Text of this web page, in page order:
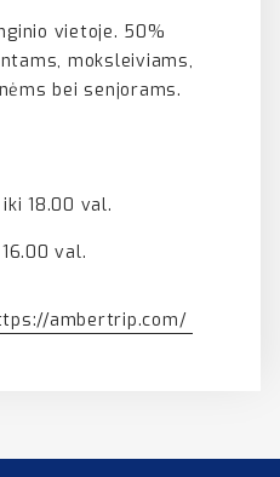
vietoje. 50%
moksleiviams,
bei senjorams.
18.00 val.
val.
ambertrip.com/